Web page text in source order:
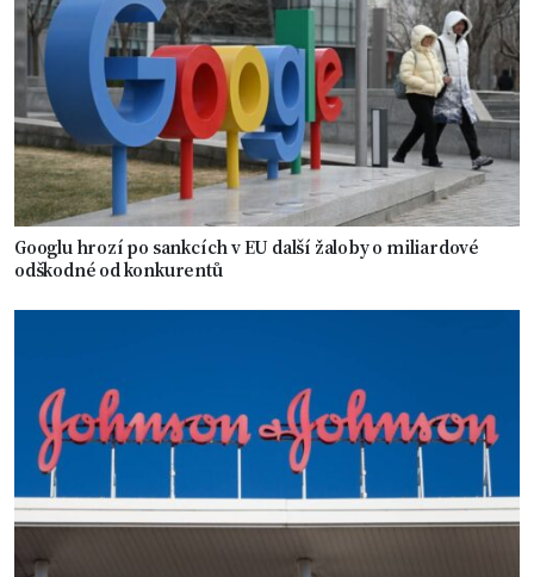
Googlu hrozí po sankcích v EU další žaloby o miliardové
odškodné od konkurentů